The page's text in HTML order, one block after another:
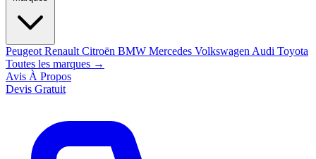
Peugeot Renault Citroën BMW Mercedes Volkswagen Audi Toyota
Toutes les marques →
Avis À Propos
Devis Gratuit